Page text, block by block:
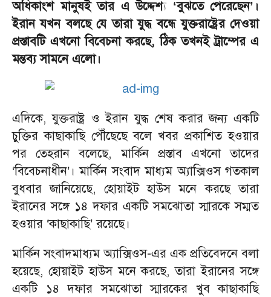
অধিকাংশ মানুষই তার এ উদ্দেশ্য ‘বুঝতে পেরেছেন’।
ইরান যখন বলছে যে তারা যুদ্ধ বন্ধে যুক্তরাষ্ট্রের দেওয়া
প্রস্তাবটি এখনো বিবেচনা করছে, ঠিক তখনই ট্রাম্পের এ
মন্তব্য সামনে এলো।
এদিকে, যুক্তরাষ্ট্র ও ইরান যুদ্ধ শেষ করার জন্য একটি
চুক্তির কাছাকাছি পৌঁছেছে বলে খবর প্রকাশিত হওয়ার
পর তেহরান বলেছে, মার্কিন প্রস্তাব এখনো তাদের
‘বিবেচনাধীন’। মার্কিন সংবাদ মাধ্যম অ্যাক্সিওস গতকাল
বুধবার জানিয়েছে, হোয়াইট হাউস মনে করছে তারা
ইরানের সঙ্গে ১৪ দফার একটি সমঝোতা স্মারকে সম্মত
হওয়ার ‘কাছাকাছি’ রয়েছে।
মার্কিন সংবাদমাধ্যম অ্যাক্সিওস-এর এক প্রতিবেদনে বলা
হয়েছে, হোয়াইট হাউস মনে করছে, তারা ইরানের সঙ্গে
একটি ১৪ দফার সমঝোতা স্মারকের খুব কাছাকাছি